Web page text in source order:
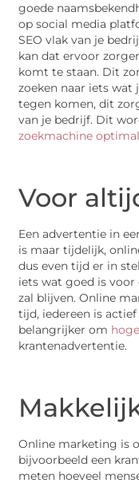
goede
op social media
SEO vlak van je
kan dat ervoor
komt te staan. Dit
zoeken naar iets wat
tegen komen, dit
van je bedrijf. Dit
zoekmachine
Voor
Een advertentie in
is maar tijdelijk,
dus even tijd er in
iets wat goed is
zal blijven. Online
tijd, iedereen is
belangrijker om
krantenadvertentie.
Online marketing is
bijvoorbeeld een
meten hoeveel